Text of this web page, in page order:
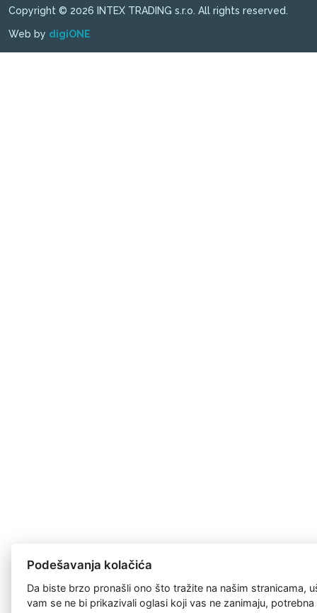
Copyright © 2026 INTEX TRADING s.r.o. All rights reserved.
Web by digiONE
Podešavanja kolačića
Da biste brzo pronašli ono što tražite na našim stranicama,
vam se ne bi prikazivali oglasi koji vas ne zanimaju,